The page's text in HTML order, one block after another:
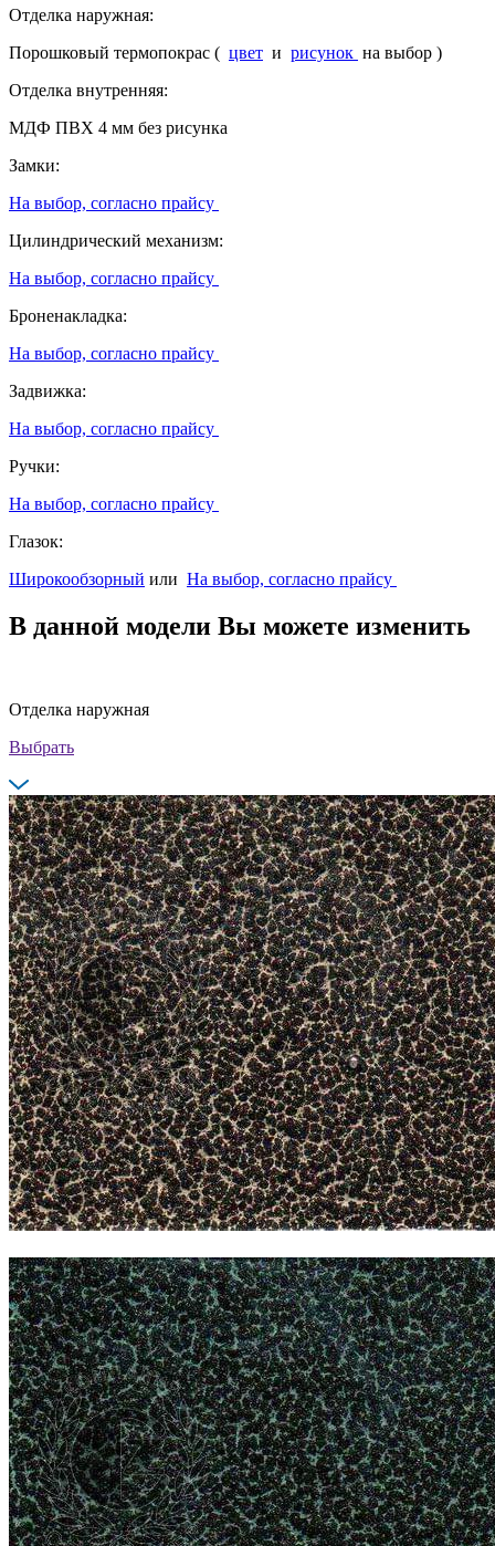
Отделка наружная:
Порошковый термопокрас ( цвет и рисунок на выбор )
Отделка внутренняя:
МДФ ПВХ 4 мм без рисунка
Замки:
На выбор, согласно прайсу
Цилиндрический механизм:
На выбор, согласно прайсу
Броненакладка:
На выбор, согласно прайсу
Задвижка:
На выбор, согласно прайсу
Ручки:
На выбор, согласно прайсу
Глазок:
Широкообзорный или На выбор, согласно прайсу
В данной модели Вы можете изменить
Отделка наружная
Выбрать